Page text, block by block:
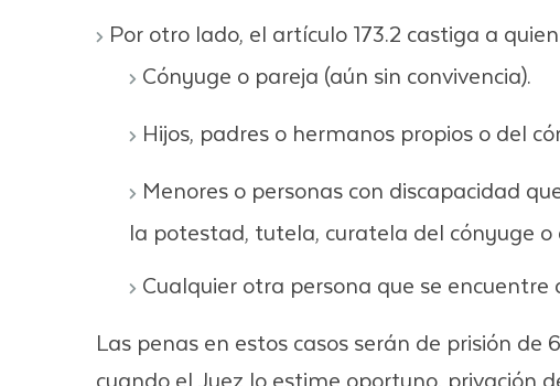
Por otro lado, el artículo 173.2 castiga a
Cónyuge o pareja (aún sin convivencia).
Hijos, padres o hermanos propios o del
Menores o personas con discapacidad
la potestad, tutela, curatela del cónyuge o
Cualquier otra persona que se
Las penas en estos casos serán de prisión